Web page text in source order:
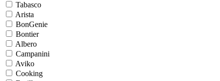
Tabasco
Arista
BonGenie
Bontier
Albero
Campanini
Aviko
Cooking